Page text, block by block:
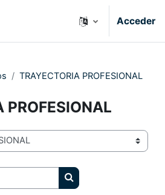
Acceder
TRAYECTORIA PROFESIONAL
PROFESIONAL
Buscar cursos